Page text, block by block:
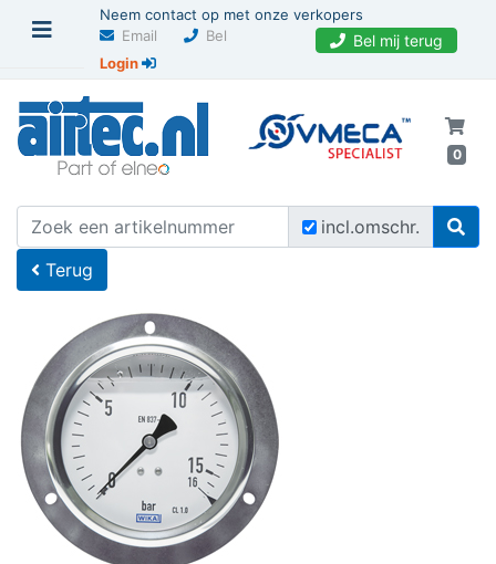
Neem contact op met onze verkopers
Email
Bel Bel mij terug
Login
0
incl.omschr.
U bevindt zich hier Home
Terug